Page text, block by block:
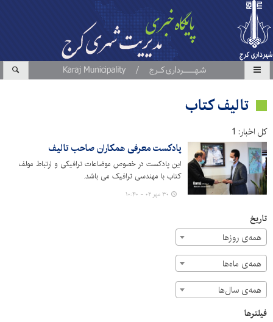
تالیف کتاب
کل اخبار: 1
پادکست معرفی همکاران صاحب تالیف
این پادکست در خصوص موضاعات ترافیکی و ارتباط مولف
کتاب با مهندسی ترافیک می باشد.
۳۰ مهر ۰۲ - ۱۰:۴۰
تاریخ
همه‌ی روزها
همه‌ی ماه‌ها
همه‌ی سال‌ها
فیلترها